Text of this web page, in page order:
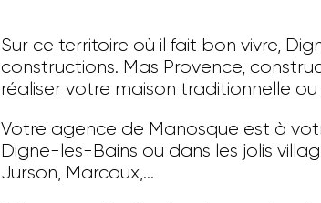
Sur ce territoire où il fait bon vivre,
constructions. Mas Provence,
réaliser votre maison traditionnelle
Votre agence de Manosque est à
Digne-les-Bains ou dans les jolis
Jurson, Marcoux,…